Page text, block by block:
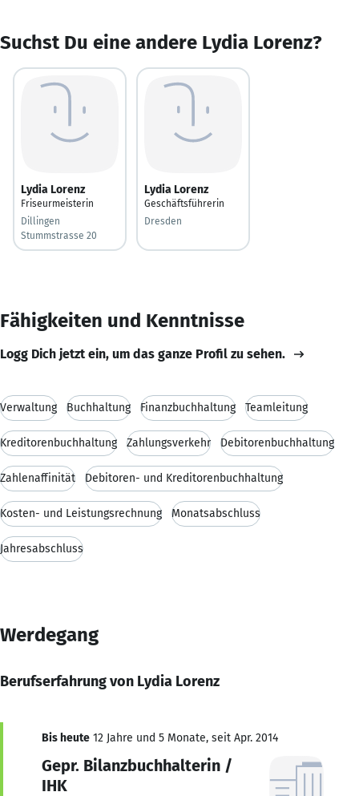
Suchst Du eine andere Lydia Lorenz?
Lydia Lorenz
Friseurmeisterin
Dillingen
Stummstrasse 20
Lydia Lorenz
Geschäftsführerin
Dresden
Fähigkeiten und Kenntnisse
Logg Dich jetzt ein, um das ganze Profil zu sehen.
Verwaltung Buchhaltung Finanzbuchhaltung Teamleitung
Kreditorenbuchhaltung Zahlungsverkehr Debitorenbuchhaltung
Zahlenaffinität Debitoren- und Kreditorenbuchhaltung
Kosten- und Leistungsrechnung Monatsabschluss
Jahresabschluss
Werdegang
Berufserfahrung von Lydia Lorenz
Bis heute 12 Jahre und 5 Monate, seit Apr. 2014
Gepr. Bilanzbuchhalterin /
IHK